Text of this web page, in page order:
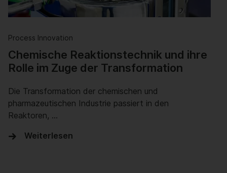
Process Innovation
Chemische Reaktionstechnik und ihre
Rolle im Zuge der Transformation
Die Transformation der chemischen und
pharmazeutischen Industrie passiert in den
Reaktoren, …
Weiterlesen